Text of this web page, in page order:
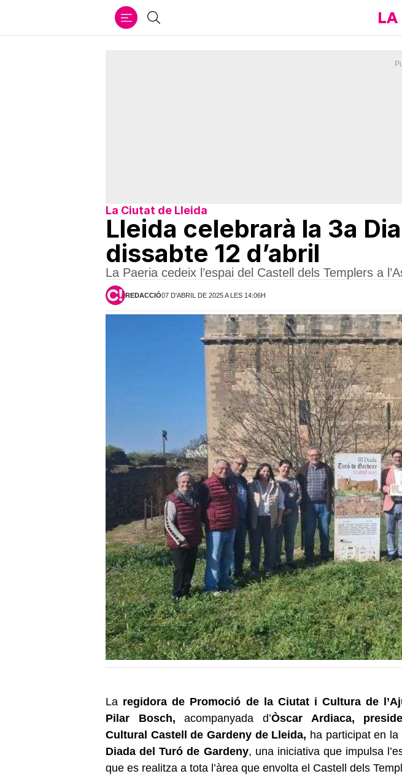
Cercar
La Ciutat de Lleida
Lleida celebrarà la 3a
dissabte 12 d’abril
La Paeria cedeix l’espai del Castell dels Templers a
REDACCIÓ07 D'ABRIL DE 2025 A LES 14:06H
La regidora de Promoció de la Ciutat i Cultura de
Pilar Bosch, acompanyada d’Òscar Ardiaca,
Cultural Castell de Gardeny de Lleida, ha participat en la
Diada del Turó de Gardeny, una iniciativa que impulsa
que es realitza a tota l’àrea que envolta el Castell dels